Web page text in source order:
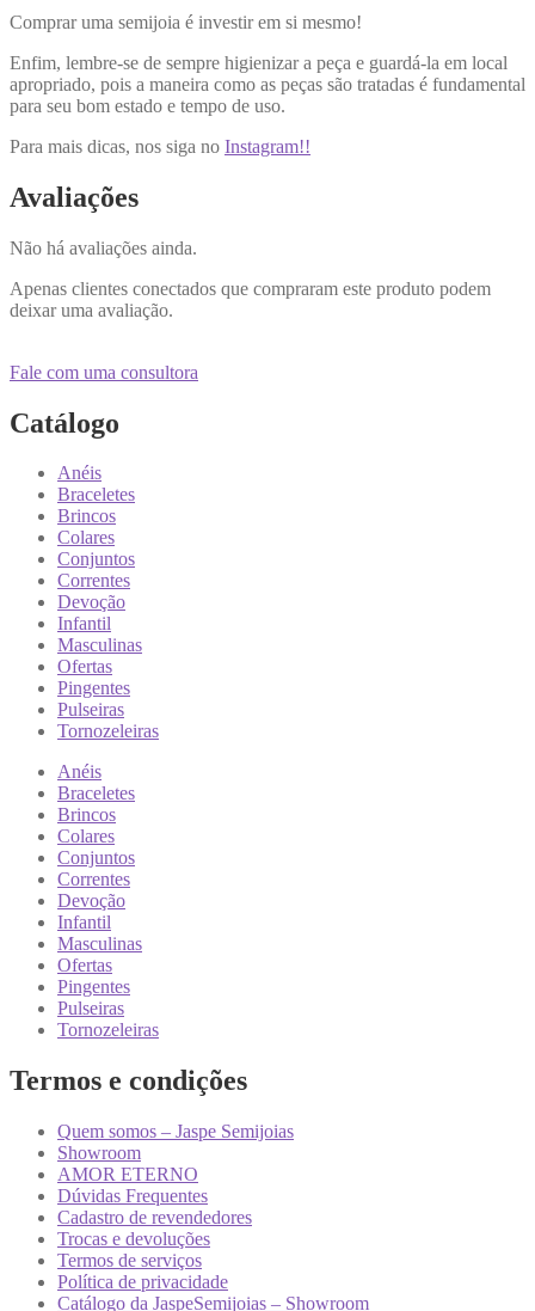
Comprar uma semijoia é investir em si mesmo!
Enfim, lembre-se de sempre higienizar a peça e guardá-la em local
apropriado, pois a maneira como as peças são tratadas é fundamental
para seu bom estado e tempo de uso.
Para mais dicas, nos siga no Instagram!!
Avaliações
Não há avaliações ainda.
Apenas clientes conectados que compraram este produto podem
deixar uma avaliação.
Fale com uma consultora
Catálogo
Anéis
Braceletes
Brincos
Colares
Conjuntos
Correntes
Devoção
Infantil
Masculinas
Ofertas
Pingentes
Pulseiras
Tornozeleiras
Anéis
Braceletes
Brincos
Colares
Conjuntos
Correntes
Devoção
Infantil
Masculinas
Ofertas
Pingentes
Pulseiras
Tornozeleiras
Termos e condições
Quem somos – Jaspe Semijoias
Showroom
AMOR ETERNO
Dúvidas Frequentes
Cadastro de revendedores
Trocas e devoluções
Termos de serviços
Política de privacidade
Catálogo da JaspeSemijoias – Showroom